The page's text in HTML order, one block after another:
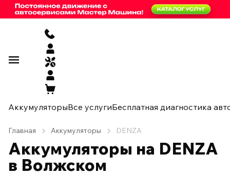
АккумуляторыВсе услугиБесплатная диагностика
Главная Аккумуляторы DENZA
Аккумуляторы на DENZA
в Волжском